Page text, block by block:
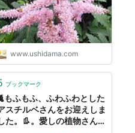
www.ushidama.com
ブックマーク
もふもふ、ふわふわとした
スチルベさんをお迎えしま
た。👢。愛しの植物さん